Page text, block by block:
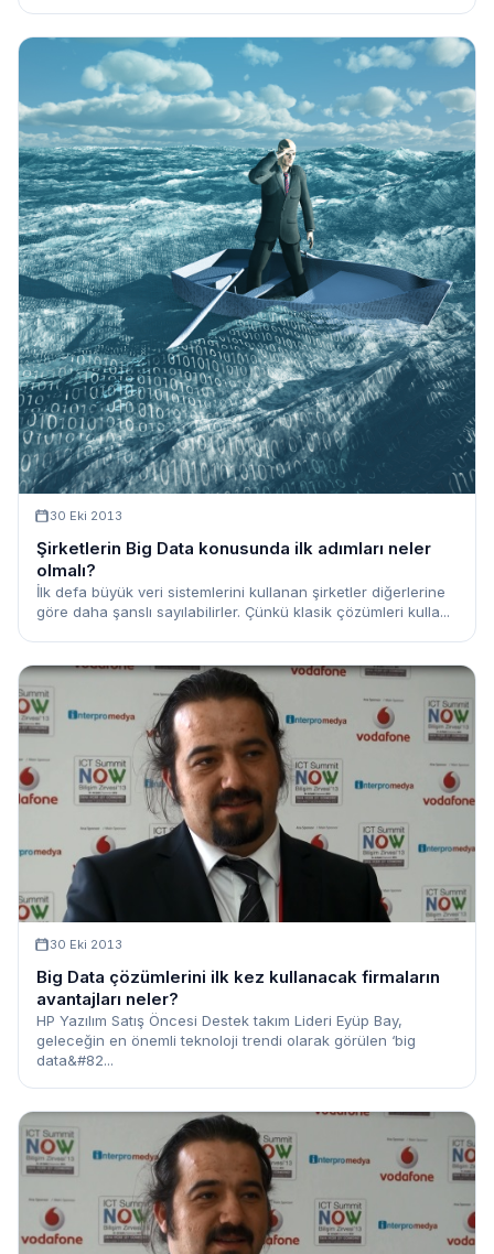
30 Eki 2013
Şirketlerin Big Data konusunda ilk adımları neler
olmalı?
İlk defa büyük veri sistemlerini kullanan şirketler diğerlerine
göre daha şanslı sayılabilirler. Çünkü klasik çözümleri kulla...
30 Eki 2013
Big Data çözümlerini ilk kez kullanacak firmaların
avantajları neler?
HP Yazılım Satış Öncesi Destek takım Lideri Eyüp Bay,
geleceğin en önemli teknoloji trendi olarak görülen ‘big
data&#82...